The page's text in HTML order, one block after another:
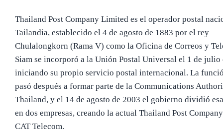
Thailand Post Company Limited es el operador postal
Tailandia, establecido el 4 de agosto de 1883 por el rey
Chulalongkorn (Rama V) como la Oficina de Correos y
Siam se incorporó a la Unión Postal Universal el 1 de julio
iniciando su propio servicio postal internacional. La
pasó después a formar parte de la Communications
Thailand, y el 14 de agosto de 2003 el gobierno dividió
en dos empresas, creando la actual Thailand Post
CAT Telecom.